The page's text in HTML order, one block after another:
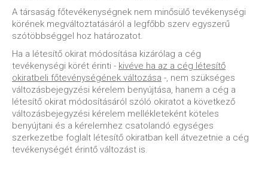
A társaság főtevékenységnek nem minősülő tevékenységi
körének megváltoztatásáról a legfőbb szerv egyszerű
szótöbbséggel hoz határozatot.
Ha a létesítő okirat módosítása kizárólag a cég
tevékenységi körét érinti - kivéve ha az a cég létesítő
okiratbeli főtevénységének változása -, nem szükséges
változásbejegyzési kérelem benyújtása, hanem a cég a
létesítő okirat módosításáról szóló okiratot a következő
változásbejegyzési kérelem mellékleteként köteles
benyújtani és a kérelemhez csatolandó egységes
szerkezetbe foglalt létesítő okiratban kell átvezetnie a cég
tevékenységét érintő változást is.